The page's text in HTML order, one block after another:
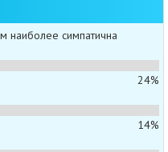
наиболее симпатична
24%
14%